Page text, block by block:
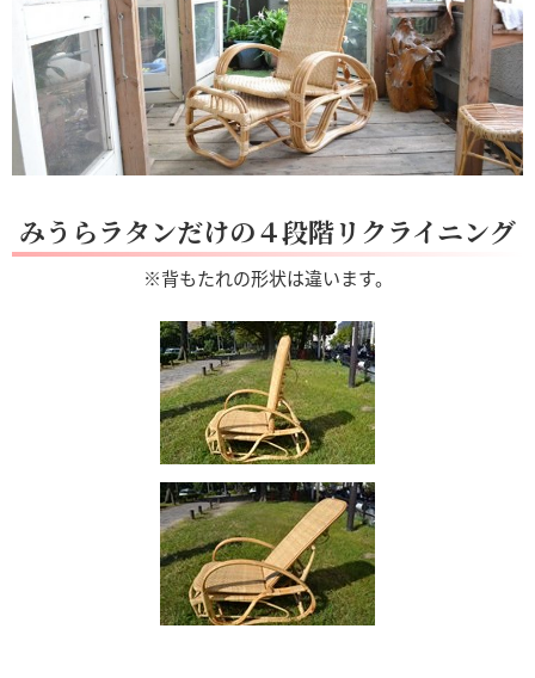
みうらラタンだけの４段階リクライニング
※背もたれの形状は違います。